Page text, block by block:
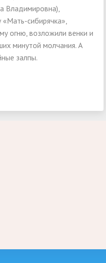
Владимировна),
сибирячка»,
огню, возложили венки и
минутой молчания. А
залпы.